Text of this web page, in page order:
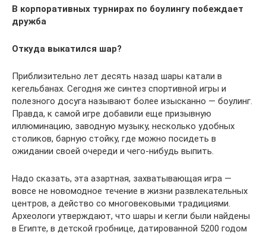
В корпоративных турнирах по боулингу побеждает
дружба
Откуда выкатился шар?
Приблизительно лет десять назад шары катали в
кегельбанах. Сегодня же синтез спортивной игры и
полезного досуга называют более изысканно — боулинг.
Правда, к самой игре добавили еще призывную
иллюминацию, заводную музыку, несколько удобных
столиков, барную стойку, где можно посидеть в
ожидании своей очереди и чего-нибудь выпить.
Надо сказать, эта азартная, захватывающая игра —
вовсе не новомодное течение в жизни развлекательных
центров, а действо со многовековыми традициями.
Археологи утверждают, что шары и кегли были найдены
в Египте, в детской гробнице, датированной 5200 годом